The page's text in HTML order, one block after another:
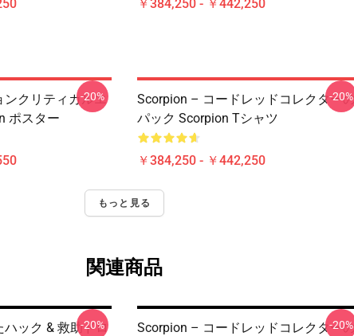
￥384,250 - ￥442,250
クリティカルエ
ポスター
-20%
Scorpion – コードレッドコレクターの
パック Scorpion Tシャツ
￥384,250 - ￥442,250
-20%
もっと見る
関連商品
ック & 救助ドロ
-20%
Scorpion – コードレッドコレクターの
-20%